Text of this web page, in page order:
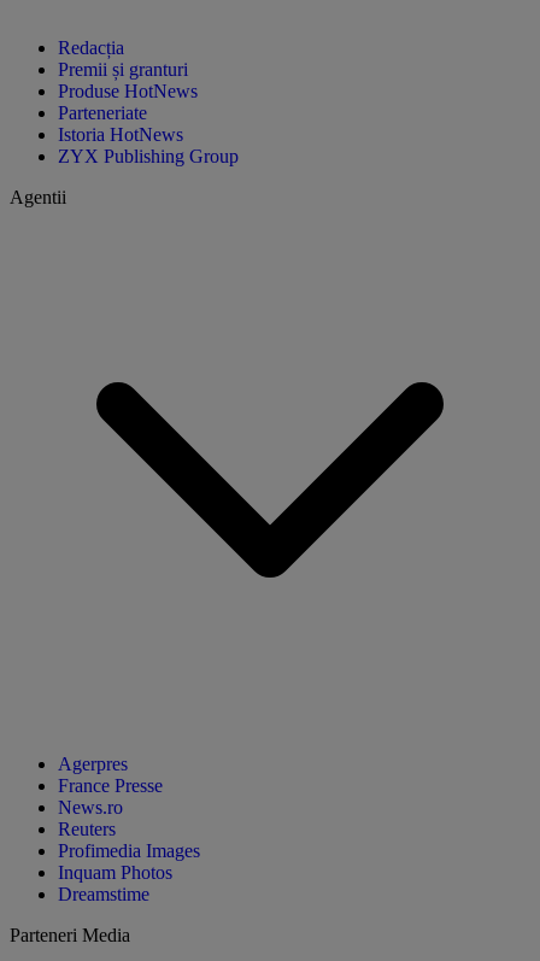
Redacția
Premii și granturi
Produse HotNews
Parteneriate
Istoria HotNews
ZYX Publishing Group
Agentii
Agerpres
France Presse
News.ro
Reuters
Profimedia Images
Inquam Photos
Dreamstime
Parteneri Media